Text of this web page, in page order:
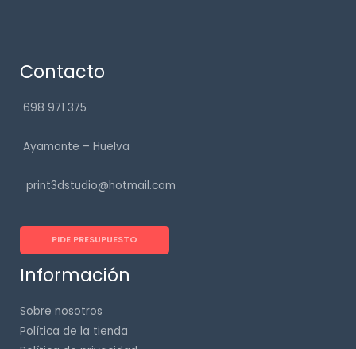
Contacto
698 971 375
Ayamonte – Huelva
print3dstudio@hotmail.com
PIDE PRESUPUESTO
Información
Sobre nosotros
Política de la tienda